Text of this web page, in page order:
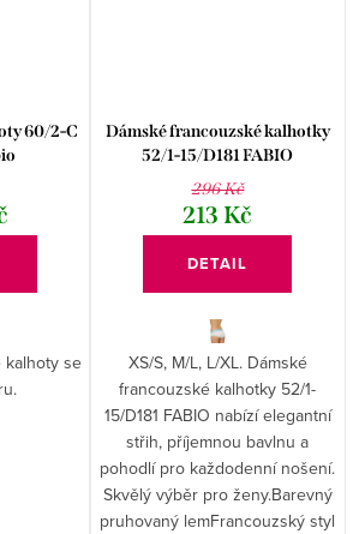
60/2-C
kalhoty se
Dámské francouzské kalhotky
52/1-15/D181 FABIO
296 Kč
213 Kč
DETAIL
XS/S, M/L, L/XL. Dámské
francouzské kalhotky 52/1-
15/D181 FABIO nabízí elegantní
střih, příjemnou bavlnu a
pohodlí pro každodenní nošení.
Skvělý výběr pro ženy.Barevný
pruhovaný lemFrancouzský styl